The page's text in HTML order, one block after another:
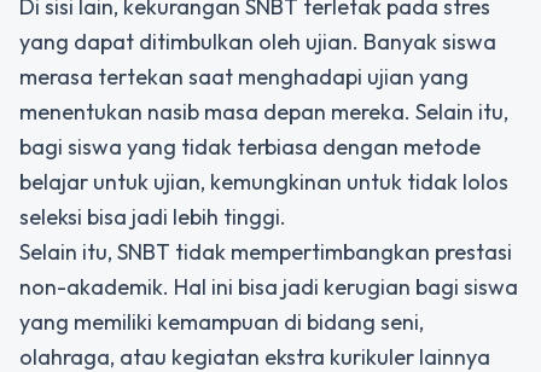
Di sisi lain, kekurangan SNBT terletak pada stres
yang dapat ditimbulkan oleh ujian. Banyak siswa
merasa tertekan saat menghadapi ujian yang
menentukan nasib masa depan mereka. Selain itu,
bagi siswa yang tidak terbiasa dengan metode
belajar untuk ujian, kemungkinan untuk tidak lolos
seleksi bisa jadi lebih tinggi.
Selain itu, SNBT tidak mempertimbangkan prestasi
non-akademik. Hal ini bisa jadi kerugian bagi siswa
yang memiliki kemampuan di bidang seni,
olahraga, atau kegiatan ekstra kurikuler lainnya